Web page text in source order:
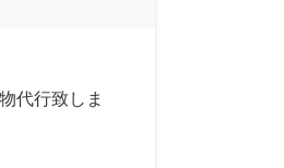
代行致しま